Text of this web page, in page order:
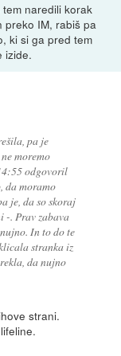
naredili korak
preko IM, rabiš pa
ki si ga pred tem
izide.
pa je
moremo
odgovoril
da moramo
je, da so skoraj
. Prav zabava
In to do te
stranka iz
da nujno
strani.